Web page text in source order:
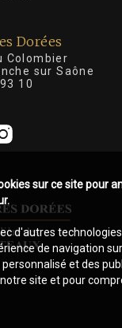
Dorées
Colombier
sur Saône
10
sur ce site pour
d'autres
de navigation
et des
site et pour